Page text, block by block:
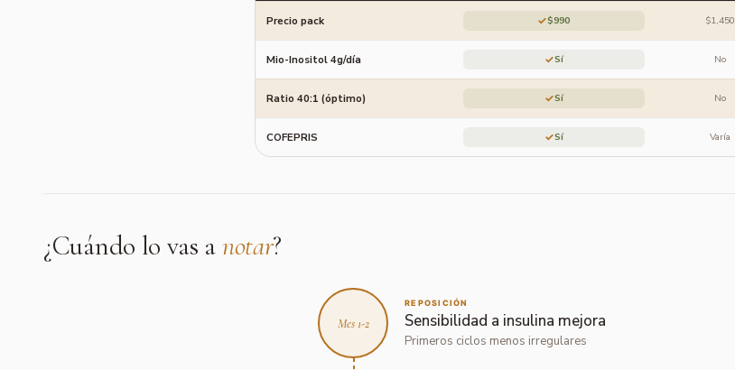
Precio pack ✓$990 $1,450
Mio-Inositol 4g/día ✓Sí No
Ratio 40:1 (óptimo) ✓Sí No
COFEPRIS ✓Sí Varía
¿Cuándo lo vas anotar?
Mes 1-2
REPOSICIÓN
Sensibilidad a insulina mejora
Primeros ciclos menos irregulares